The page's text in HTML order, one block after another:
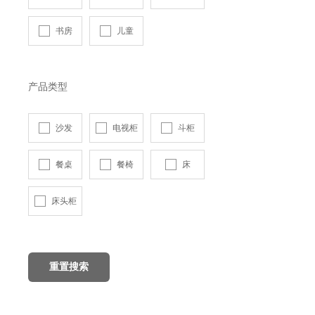
书房 儿童
产品类型
沙发 电视柜 斗柜
餐桌 餐椅 床
床头柜
重置搜索